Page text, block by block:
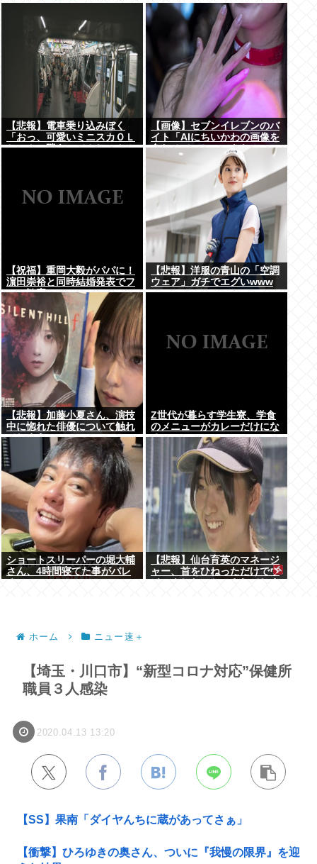
齢が止まっていて気持ち悪
い」話題にwww
よな
【悲報】電車乗り込みぼく
「おっ、可愛いミニスカＯＬ
ちゃんの隣あいてんじゃん！
【画像】セブンイレブンのバ
イト「AIにちいかわの画像を
食わせてっと…できた！」
⇒！
【祝福】重岡大毅がパパに！
濵田崇裕と同時結婚発表でフ
ァン歓喜
【悲報】洋服の青山の「空調
ウェア」ガチでエグいwww
【悲報】加藤小夏さん、演技
中に惚れた俳優について触れ
てしまう
Z世代が暮らす学生寮、学食
のメニューがカレーだけにな
る
ショートスリーパーの堀大輔
さん、4時間寝てた事がバレ
【悲報】仙台育英のマネージ
ャー、首をひねっただけでウ
ホーム ニュー速＋
【埼玉・川口市】“新型コロナ対応”保健所
職員３人感染
2020.04.13 13:20
【SS】果南「ダイヤんちに蔵があってさぁ」
【衝撃】ひろゆきの奥さん、ついに『我慢の限界』を迎